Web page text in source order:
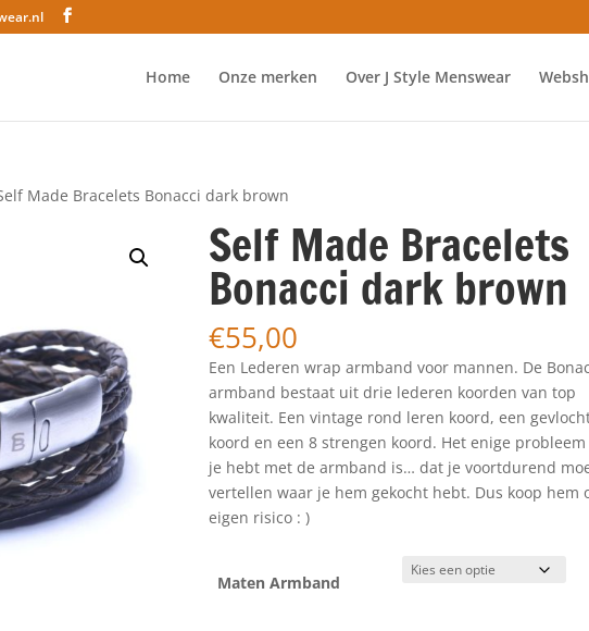
Home Onze merken Over J Style Menswear
Made Bracelets Bonacci dark brown
Self Made Bracelets
Bonacci dark brown
€55,00
Een Lederen wrap armband voor mannen. De
armband bestaat uit drie lederen koorden van top
kwaliteit. Een vintage rond leren koord, een
koord en een 8 strengen koord. Het enige
je hebt met de armband is… dat je voortdurend
vertellen waar je hem gekocht hebt. Dus koop hem
eigen risico : )
Maten Armband